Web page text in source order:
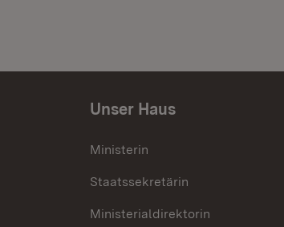
Unser Haus
Ministerin
Staatssekretärin
Ministerialdirektorin